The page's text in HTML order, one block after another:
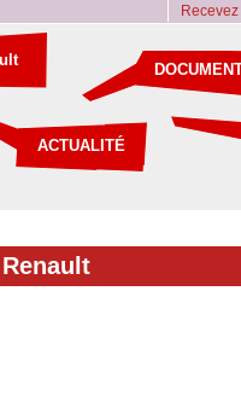
ACTUALITÉ